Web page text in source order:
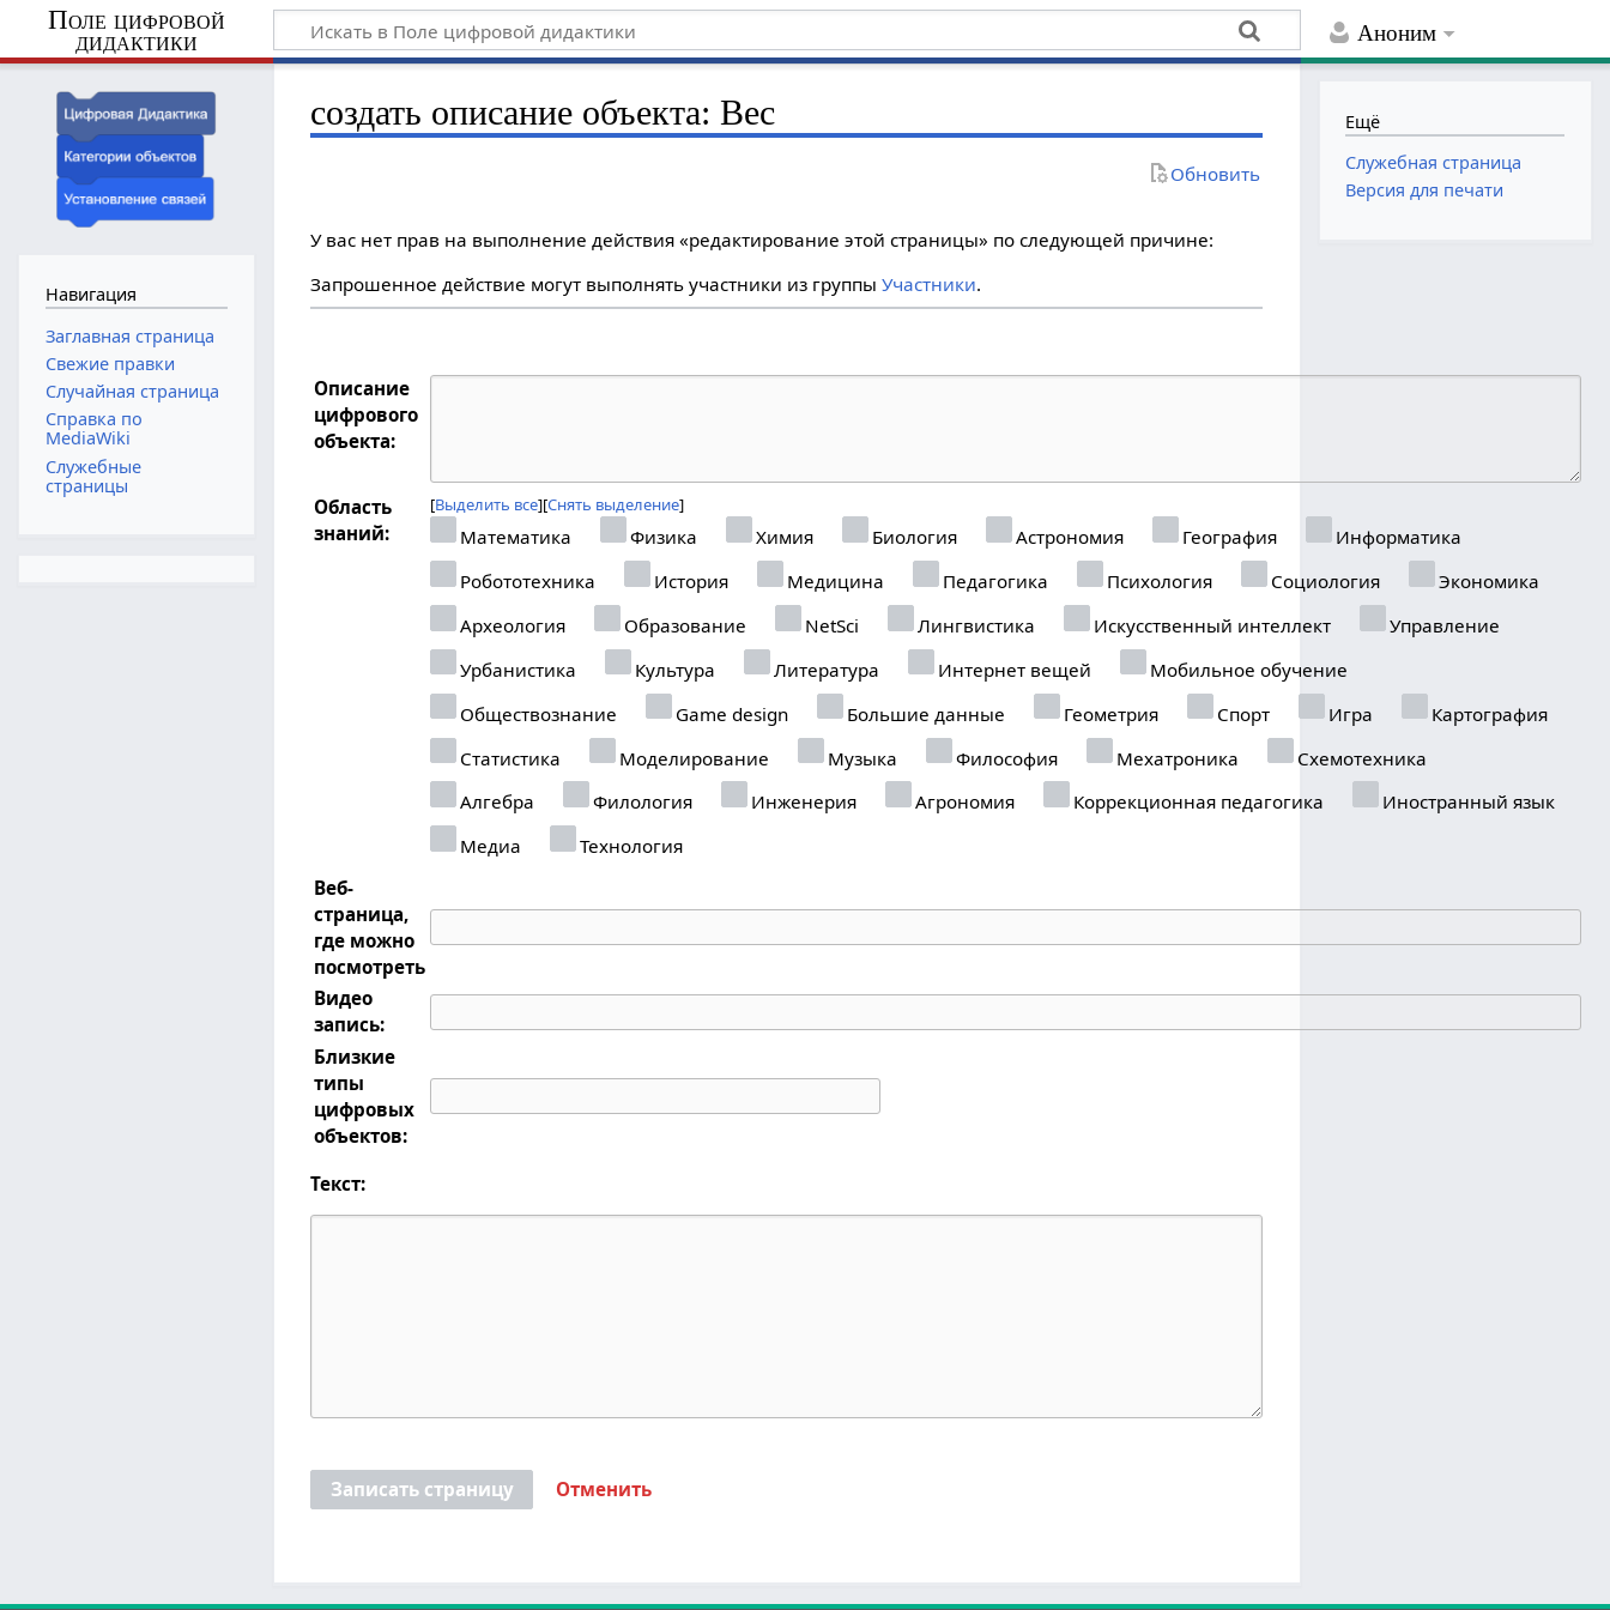
Аноним
Поле цифровой
дидактики
создать описание объекта: Bec
Обновить
У вас нет прав на выполнение действия «редактирование этой страницы» по следующей причине:
Запрошенное действие могут выполнять участники из группыУчастники.
Описание
цифрового
объекта:
Область
знаний:
Выделить все Снять выделение
Математика Физика Химия Биология Астрономия География
Информатика
Робототехника
История Медицина Педагогика Психология Социология
Экономика
Археология
Образование NetSci Лингвистика Искусственный интеллект
Управление
Урбанистика
Культура Литература Интернет вещей
Мобильное обучение
Обществознание
Game design Большие данные Геометрия Спорт Игра
Картография
Статистика
Моделирование Музыка Философия Мехатроника
Схемотехника
Алгебра
Филология Инженерия Агрономия Коррекционная педагогика
Иностранный язык
Медиа
Технология
Веб-
страница,
где можно
посмотреть
Видео
запись:
Близкие
типы
цифровых
объектов:
Текст:
Записать страницу Отменить
Навигация
Заглавная страница
Свежие правки
Случайная страница
Справка по
MediaWiki
Служебные
страницы
Ещё
Служебная страница
Версия для печати